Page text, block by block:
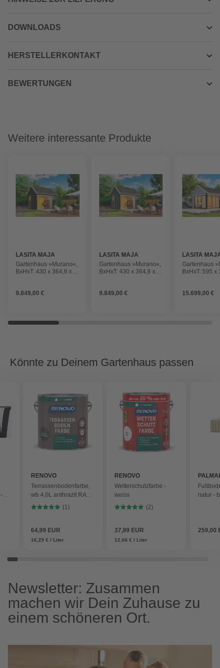
DOWNLOADS
HERSTELLERKONTAKT
BEWERTUNGEN
Weitere interessante Produkte
LASITA MAJA
Gartenhaus »Murano«,
BxHxT: 430 x 364,8 x
carbongrau
9.849,00 €
LASITA MAJA
Gartenhaus »Murano«,
BxHxT: 430 x 364,8 x
grüngrau
9.849,00 €
LASITA
Gartenhaus
BxHxT: 595 x
lichtgrau
15.699,00 €
Könnte zu Deinem Gartenhaus passen
RENOVO
Terrassenbodenfarbe,
wb 4,0L anthrazit RAL
7016 - grau
(1)
64,99 EUR
16,25 € / Liter
RENOVO
Wetterschutzfarbe -
weiss
(2)
37,99 EUR
12,66 € / Liter
natur -
259,00
Newsletter: Zusammen
machen wir Dein Zuhause zu
einem schöneren Ort.